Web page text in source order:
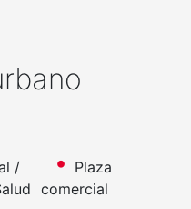
/
Plaza
comercial